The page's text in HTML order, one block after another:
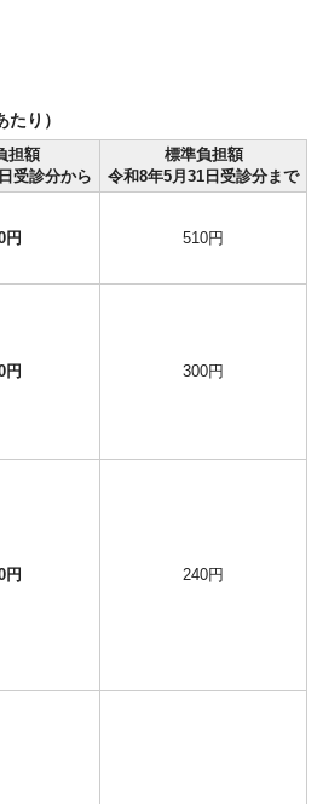
り）
担額
受診分から
標準負担額
令和8年5月31日受診分まで
円 510円
円 300円
円 240円